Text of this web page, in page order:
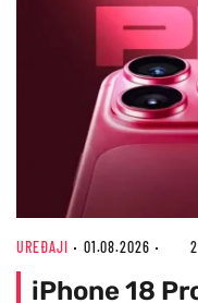
UREĐAJI 01.08.2026
iPhone 18